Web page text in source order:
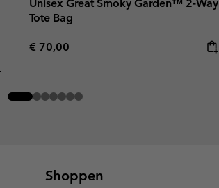
Unisex Great Smoky Garden™ 2-Way
Tote Bag
Regular price:
€ 70,00
Shoppen